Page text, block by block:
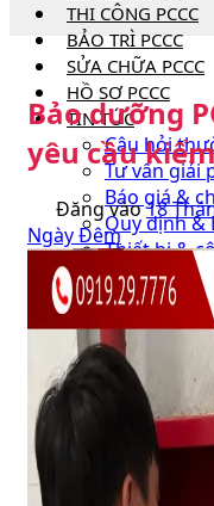
THI CÔNG PCCC
BẢO TRÌ PCCC
SỬA CHỮA PCCC
HỒ SƠ PCCC
TIN TỨC
Câu hỏi
Tư vấn giải
Báo giá &
Quy định &
Thiết bị &
DỰ ÁN
LIÊN HỆ
Bảo dưỡng
yêu cầu
Đăng vào18
Ngày Đêm